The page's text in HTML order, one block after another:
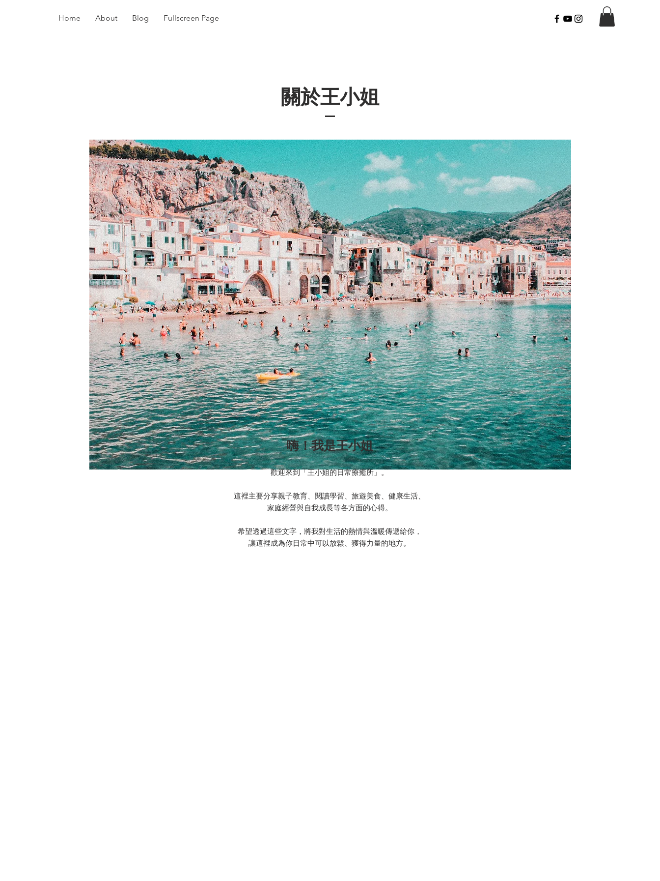
Home About Blog Fullscreen Page
關於王小姐
嗨！我是王小姐
歡迎來到「王小姐的日常療癒所」。
這裡主要分享親子教育、閱讀學習、旅遊美食、健康生活、
家庭經營與自我成長等各方面的心得。
希望透過這些文字，將我對生活的熱情與溫暖傳遞給你，
讓這裡成為你日常中可以放鬆、獲得力量的地方。